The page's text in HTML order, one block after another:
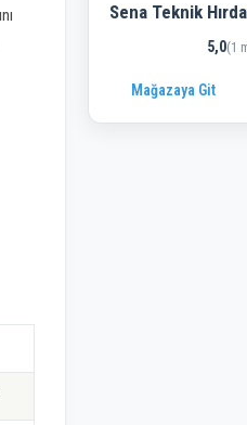
Sena Teknik
5,0(1
Mağazaya Git